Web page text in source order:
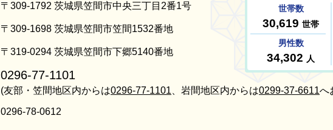
〒309-1792 茨城県笠間市中央三丁目2番1号
〒309-1698 茨城県笠間市笠間1532番地
〒319-0294 茨城県笠間市下郷5140番地
0296-77-1101
(友部・笠間地区内からは0296-77-1101 、岩間地区内からは0299-37-6611へ
0296-78-0612